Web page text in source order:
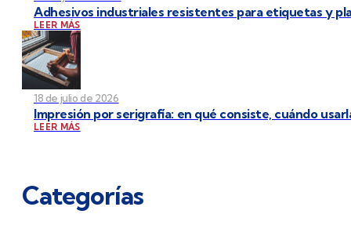
Adhesivos industriales resistentes para etiquetas y
LEER MÁS
18 de julio de 2026
Impresión por serigrafía: en qué consiste, cuándo
LEER MÁS
Categorías